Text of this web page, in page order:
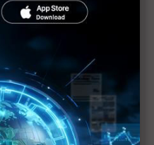
擴產、AZ二廠2H27量
修2026全年美元營收